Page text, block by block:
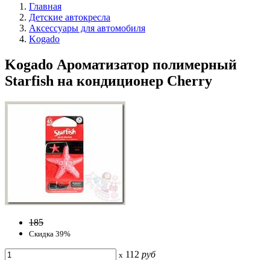
Главная
Детские автокресла
Аксессуары для автомобиля
Kogado
Kogado Ароматизатор полимерный
Starfish на кондиционер Cherry
185
Скидка 39%
x 112 руб